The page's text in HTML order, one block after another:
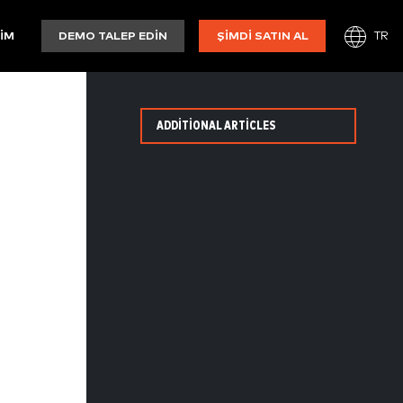
DEMO TALEP EDIN ŞIMDI SATIN AL TR
ADDITIONAL ARTICLES